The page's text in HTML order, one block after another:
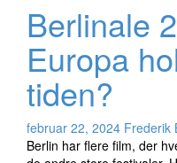
Berlinale
Europa
tiden?
februar 22, 2024 Frederik
Berlin har flere film, der